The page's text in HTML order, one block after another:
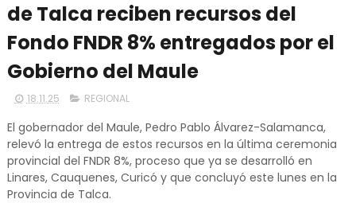
de Talca reciben recursos del
Fondo FNDR 8% entregados por el
Gobierno del Maule
18.11.25 REGIONAL
El gobernador del Maule, Pedro Pablo Álvarez-Salamanca,
relevó la entrega de estos recursos en la última ceremonia
provincial del FNDR 8%, proceso que ya se desarrolló en
Linares, Cauquenes, Curicó y que concluyó este lunes en la
Provincia de Talca.